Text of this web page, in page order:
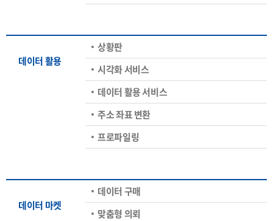
데이터 활용
상황판
시각화 서비스
데이터 활용 서비스
주소 좌표 변환
프로파일링
데이터 마켓
데이터 구매
맞춤형 의뢰